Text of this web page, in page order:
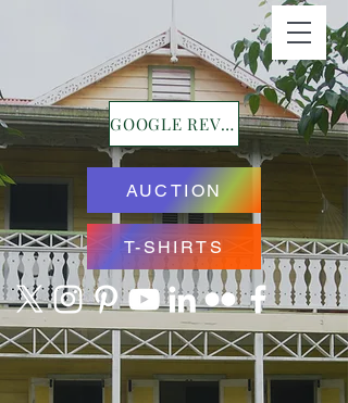
GOOGLE REVIEWS
AUCTION
T-SHIRTS